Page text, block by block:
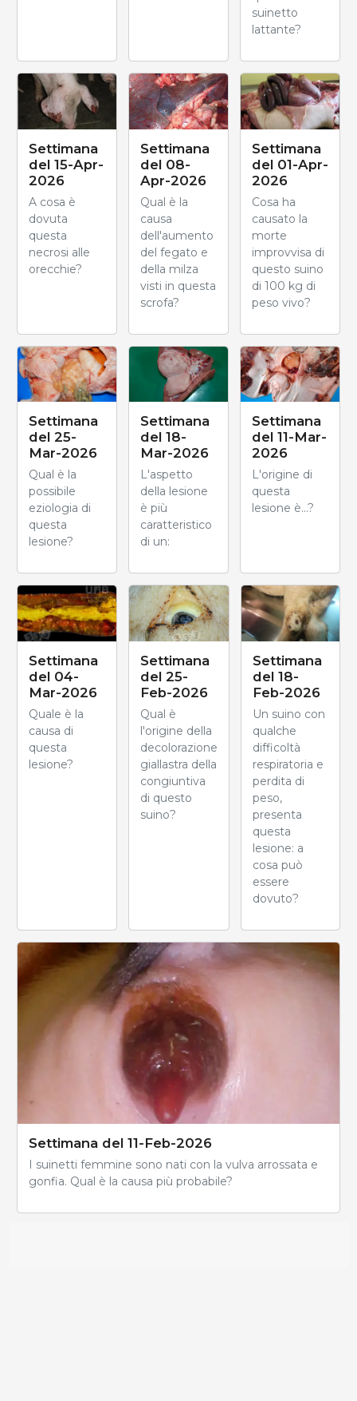
suinetto
lattante?
Settimana
del 15-Apr-
2026
A cosa è
dovuta
questa
necrosi alle
orecchie?
Settimana
del 08-
Apr-2026
Qual è la
causa
dell'aumento
del fegato e
della milza
visti in questa
scrofa?
Settimana
del 01-Apr-
2026
Cosa ha
causato la
morte
improvvisa di
questo suino
di 100 kg di
peso vivo?
Settimana
del 25-
Mar-2026
Qual è la
possibile
eziologia di
questa
lesione?
Settimana
del 18-
Mar-2026
L'aspetto
della lesione
è più
caratteristico
di un:
Settimana
del 11-Mar-
2026
L'origine di
questa
lesione è...?
Settimana
del 04-
Mar-2026
Quale è la
causa di
questa
lesione?
Settimana
del 25-
Feb-2026
Qual è
l'origine della
decolorazione
giallastra della
congiuntiva
di questo
suino?
Settimana
del 18-
Feb-2026
Un suino con
qualche
difficoltà
respiratoria e
perdita di
peso,
presenta
questa
lesione: a
cosa può
essere
dovuto?
Settimana del 11-Feb-2026
I suinetti femmine sono nati con la vulva arrossata e
gonfia. Qual è la causa più probabile?